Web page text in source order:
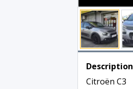
Description
Citroën C3